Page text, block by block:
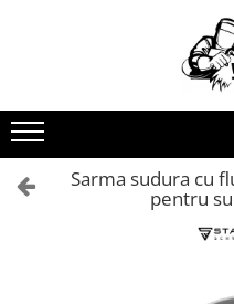
Aparate sudura MMA
Aparate de sudura fara gaz
Aparate de sudura MIG-MAG
Aparate de sudura TIG-WIG
Aparate sudura aluminiu
Sarma sudura cu
pentru